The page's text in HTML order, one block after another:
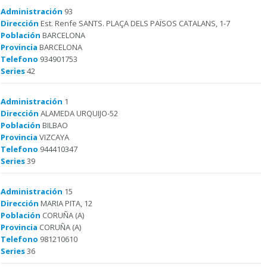
Administración 93
Dirección Est. Renfe SANTS. PLAÇA DELS PAÏSOS CATALANS, 1-7
Población BARCELONA
Provincia BARCELONA
Telefono 934901753
Series42
Administración 1
Dirección ALAMEDA URQUIJO-52
Población BILBAO
Provincia VIZCAYA
Telefono 944410347
Series39
Administración 15
Dirección MARIA PITA, 12
Población CORUÑA (A)
Provincia CORUÑA (A)
Telefono 981210610
Series36